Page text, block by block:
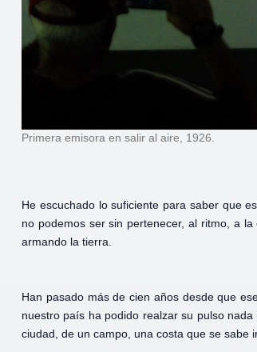
Primera emisora en salir al aire, 1926.
He escuchado lo suficiente para saber que
no podemos ser sin pertenecer, al ritmo, a
armando la tierra.
Han pasado más de cien años desde que
nuestro país ha podido realzar su pulso
ciudad, de un campo, una costa que se sabe